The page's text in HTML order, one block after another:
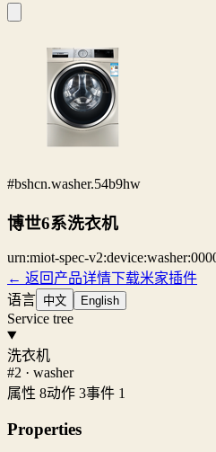
#bshcn.washer.54b9hw
博世6系洗衣机
urn:miot-spec-
← 返回产品详情下载米家插件
语言 中文 English
Service tree
洗衣机
#2 · washer
属性 8动作 3事件 1
Properties